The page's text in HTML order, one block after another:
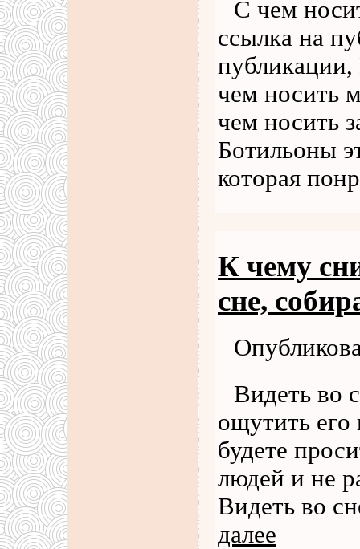
С чем
ссылка на
чем носить
чем носить
Ботильоны
которая
К чему
сне,
Видеть во
ощутить его
будете
людей и не
Видеть во
далее